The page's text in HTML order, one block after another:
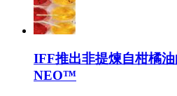
IFF推出非提煉自柑橘
NEO™